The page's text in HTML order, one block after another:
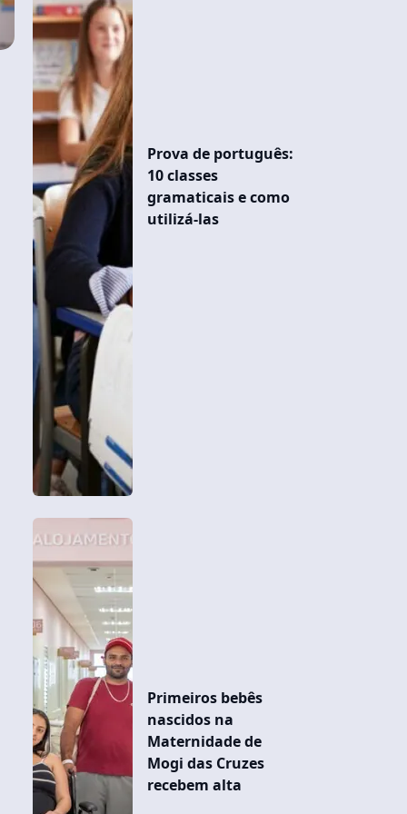
Prova de português:
10 classes
gramaticais e como
utilizá-las
Primeiros bebês
nascidos na
Maternidade de
Mogi das Cruzes
recebem alta